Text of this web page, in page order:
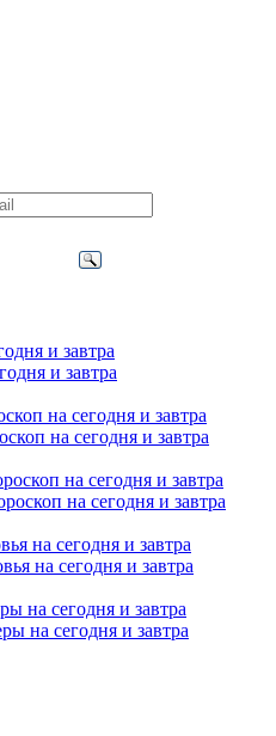
и завтра
и завтра
на сегодня и завтра
на сегодня и завтра
на сегодня и завтра
на сегодня и завтра
на сегодня и завтра
на сегодня и завтра
на сегодня и завтра
на сегодня и завтра